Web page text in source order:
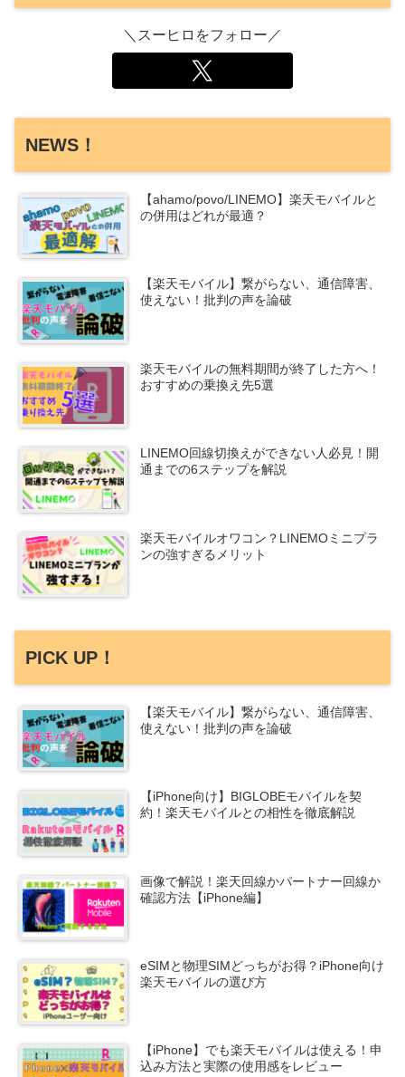
＼スーヒロをフォロー／
NEWS！
【ahamo/povo/LINEMO】楽天モバイルと
の併用はどれが最適？
【楽天モバイル】繋がらない、通信障害、
使えない！批判の声を論破
楽天モバイルの無料期間が終了した方へ！
おすすめの乗換え先5選
LINEMO回線切換えができない人必見！開
通までの6ステップを解説
楽天モバイルオワコン？LINEMOミニプラ
ンの強すぎるメリット
PICK UP！
【楽天モバイル】繋がらない、通信障害、
使えない！批判の声を論破
【iPhone向け】BIGLOBEモバイルを契
約！楽天モバイルとの相性を徹底解説
画像で解説！楽天回線かパートナー回線か
確認方法【iPhone編】
eSIMと物理SIMどっちがお得？iPhone向け
楽天モバイルの選び方
【iPhone】でも楽天モバイルは使える！申
込み方法と実際の使用感をレビュー